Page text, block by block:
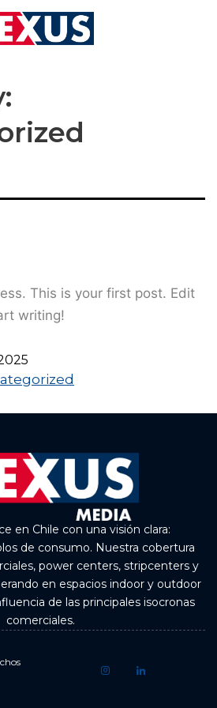
This is your first post. Edit
writing!
en Chile con una visión clara:
de consumo. Nuestra cobertura
power centers, stripcenters y
en espacios indoor y outdoor
de las principales isocronas
comerciales.